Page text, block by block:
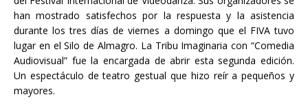
han mostrado satisfechos por la respuesta y la asistencia
durante los tres días de viernes a domingo que el FIVA tuvo
lugar en el Silo de Almagro. La Tribu Imaginaria con “Comedia
Audiovisual” fue la encargada de abrir esta segunda edición.
Un espectáculo de teatro gestual que hizo reír a pequeños y
mayores.